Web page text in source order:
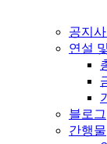
공지
연설
블로그
간행물